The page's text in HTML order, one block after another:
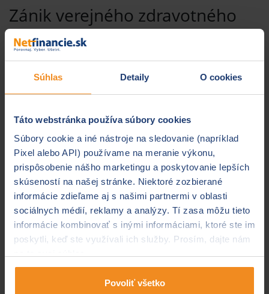
Súhlas Detaily O cookies
Táto webstránka používa súbory cookies
Súbory cookie a iné nástroje na sledovanie (napríklad
Pixel alebo API) používame na meranie výkonu,
prispôsobenie nášho marketingu a poskytovanie lepších
skúseností na našej stránke. Niektoré zozbierané
informácie zdieľame aj s našimi partnermi v oblasti
sociálnych médií, reklamy a analýzy. Tí zasa môžu tieto
informácie kombinovať s inými informáciami, ktoré ste im
poskytli, keď ste využívali ich služby. Prosím, dajte nám
Povoliť všetko
Zánik verejného zdravotného
poistenia FO bez trvalého
pobytu na území SR
zaniká dňom vzniku tejto skutočnosti
potrebujete identifikačnú kartu alebo
rozviazaní pracovného pomeru, odhlášku
poistenca, zdravotný preukaz poistenca
Ukončením výkonu samostatne
zárobkovej činnosti u cudzieho
štátneho príslušníka
zaniká dňom vzniku tejto skutočnosti
potrebujete identifikačnú kartu alebo
zánik SZČO, odhlášku poistenca, zdravotný
preukaz poistenca